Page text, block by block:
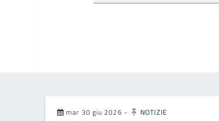
mar 30 giu 2026 - NOTIZIE